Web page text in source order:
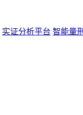
实证分析平台 智能量